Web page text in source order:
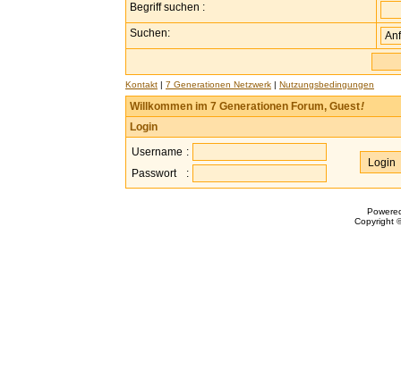
Begriff suchen :
Suchen:
Kontakt | 7 Generationen Netzwerk | Nutzungsbedingungen
Willkommen im 7 Generationen Forum, Guest!
Login
Username :
Passwort
:
Copyright